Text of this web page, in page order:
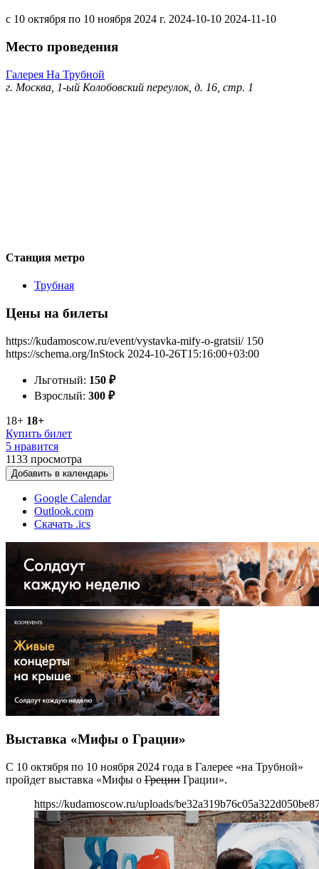
с 10 октября по 10 ноября 2024 г. 2024-10-10 2024-11-10
Место проведения
Галерея На Трубной
г. Москва, 1-ый Колобовский переулок, д. 16, стр. 1
Станция метро
Трубная
Цены на билеты
https://kudamoscow.ru/event/vystavka-mify-o-gratsii/ 150
https://schema.org/InStock 2024-10-26T15:16:00+03:00
Льготный: 150 ₽
Взрослый: 300 ₽
18+ 18+
Купить билет
5 нравится
1133 просмотра
Добавить в календарь
Google Calendar
Outlook.com
Скачать .ics
Выставка «Мифы о Грации»
С 10 октября по 10 ноября 2024 года в Галерее «на Трубной»
пройдет выставка «Мифы о Греции Грации».
https://kudamoscow.ru/uploads/